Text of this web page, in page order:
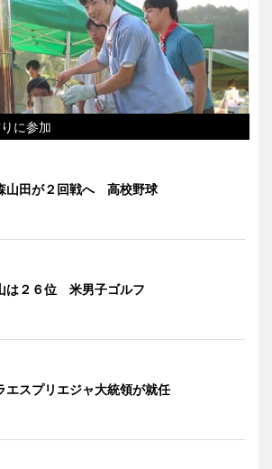
に参加
山田が２回戦へ 高校野球
は２６位 米男子ゴルフ
エスプリエジャ大統領が就任